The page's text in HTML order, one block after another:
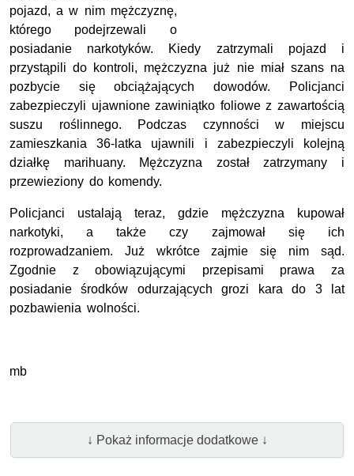
pojazd, a w nim mężczyznę,
którego podejrzewali o
posiadanie narkotyków. Kiedy zatrzymali pojazd i
przystąpili do kontroli, mężczyzna już nie miał szans na
pozbycie się obciążających dowodów. Policjanci
zabezpieczyli ujawnione zawiniątko foliowe z zawartością
suszu roślinnego. Podczas czynności w miejscu
zamieszkania 36-latka ujawnili i zabezpieczyli kolejną
działkę marihuany. Mężczyzna został zatrzymany i
przewieziony do komendy.
Policjanci ustalają teraz, gdzie mężczyzna kupował
narkotyki, a także czy zajmował się ich
rozprowadzaniem. Już wkrótce zajmie się nim sąd.
Zgodnie z obowiązującymi przepisami prawa za
posiadanie środków odurzających grozi kara do 3 lat
pozbawienia wolności.
mb
↓ Pokaż informacje dodatkowe ↓